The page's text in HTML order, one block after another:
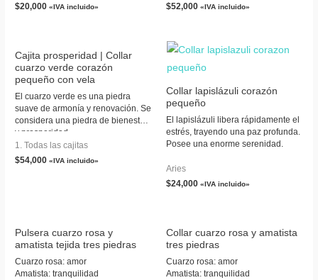
$20,000 «IVA incluido» $52,000 «IVA incluido»
Cajita prosperidad | Collar
cuarzo verde corazón
pequeño con vela
El cuarzo verde es una piedra
suave de armonía y renovación. Se
considera una piedra de bienestar
y prosperidad.
1. Todas las cajitas
$54,000 «IVA incluido»
Collar lapislázuli corazón
pequeño
El lapislázuli libera rápidamente el
estrés, trayendo una paz profunda.
Posee una enorme serenidad.
Aries
$24,000 «IVA incluido»
Pulsera cuarzo rosa y
amatista tejida tres piedras
Cuarzo rosa: amor
Amatista: tranquilidad
Collar cuarzo rosa y amatista
tres piedras
Cuarzo rosa: amor
Amatista: tranquilidad